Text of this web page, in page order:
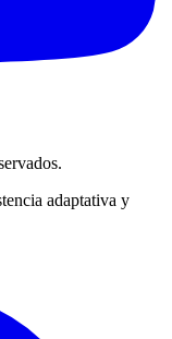
adaptativa y